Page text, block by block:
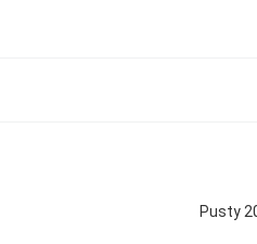
Pusty